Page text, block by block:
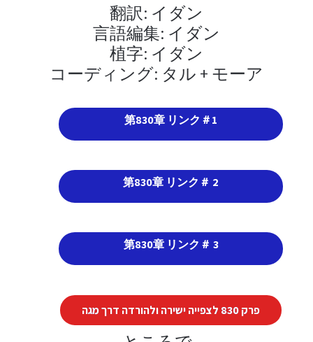
翻訳: イダン
言語編集: イダン
植字: イダン
コーディング: タル + モーア
第830章 リンク＃1
第830章 リンク＃ 2
第830章 リンク＃ 3
פרק 830 לצפייה ישירה ולהורדה דרך מגה